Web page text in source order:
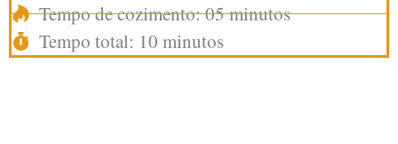
Tempo de cozimento: 05 minutos
Tempo total: 10 minutos